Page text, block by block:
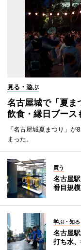
見る・遊ぶ
名古屋城で「夏ま
飲食・縁日ブース
「名古屋城夏まつり」
まった。
買う
名古屋
番目規
学ぶ・知る
名古屋
打ち水